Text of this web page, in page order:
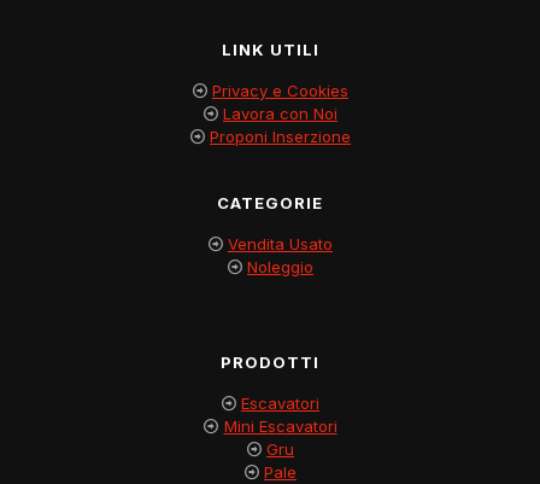
LINK UTILI
Privacy e Cookies
Lavora con Noi
Proponi Inserzione
CATEGORIE
Vendita Usato
Noleggio
PRODOTTI
Escavatori
Mini Escavatori
Gru
Pale